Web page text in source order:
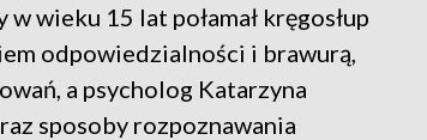
wieku 15 lat połamał kręgosłup
odpowiedzialności i brawurą,
a psycholog Katarzyna
sposoby rozpoznawania